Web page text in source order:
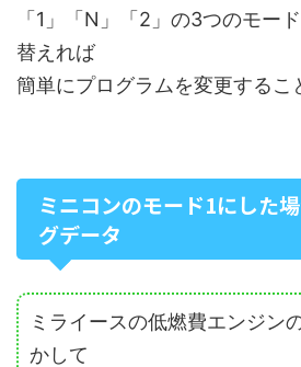
「1」「N」「2」の3つのモー
替えれば
簡単にプログラムを変更するこ
ミニコンのモード1にした
グデータ
ミライースの低燃費エンジン
かして